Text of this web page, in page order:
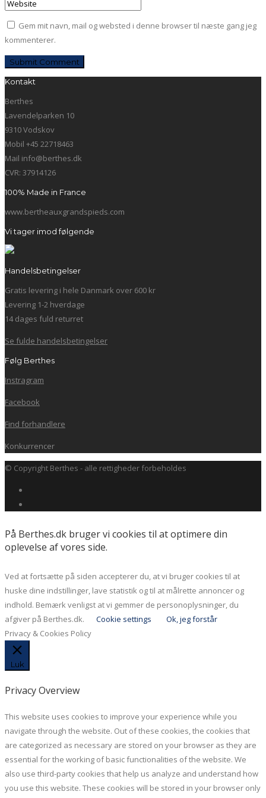
Gem mit navn, mail og websted i denne browser til næste gang jeg
kommenterer.
Kontakt
Berthes
Lavendelparken 10
9310 Vodskov
Mobil +45 22718463
Mail info@berthes.dk
CVR: 37914126
100% Made in France
www.bertheauxgrandspieds.com
Vi tager imod følgende
Handelsbetingelser
Gratis levering i hele Danmark over 600 kr
Levering 1-2 hverdage
14 dages fuld returret
Se fulde handelsbetingelser
Følg Berthes
Instragram
Facebook
Find forhandlere
Konkurrencer
© Copyright Berthes - alle rettigheder forbeholdes
På Berthes.dk bruger vi cookies til at optimere din
oplevelse af vores side.
Ved at fortsætte på siden accepterer du, at vi bruger cookies til at
huske dine indstillinger, lave statistik og til at målrette annoncer og
indhold. Bemærk venligst at vi gemmer de personoplysninger, du
afgiver på Berthes.dk.
Cookie settings
Ok, jeg forstår
Privacy & Cookies Policy
Luk
Privacy Overview
This website uses cookies to improve your experience while you
navigate through the website. Out of these cookies, the cookies that
are categorized as necessary are stored on your browser as they are
essential for the working of basic functionalities of the website. We
also use third-party cookies that help us analyze and understand how
you use this website. These cookies will be stored in your browser only